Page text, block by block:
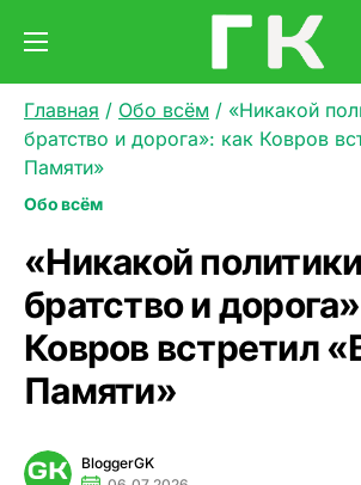
Главная / Обо всём / «Никакой
братство и дорога»: как Ковров
Памяти»
Обо всём
«Никакой
братство и
Ковров встретил
Памяти»
BloggerGK